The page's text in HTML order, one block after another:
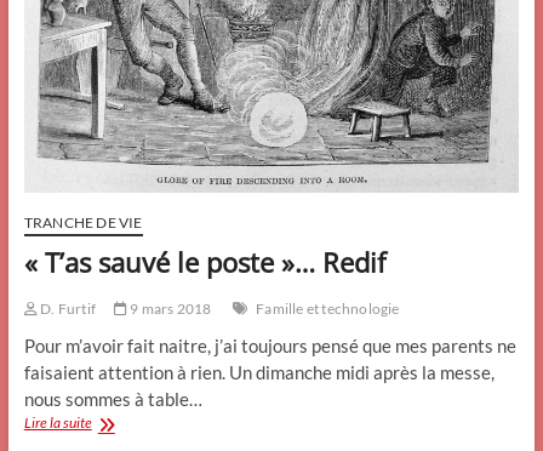
TRANCHE DE VIE
« T’as sauvé le poste »… Redif
D. Furtif 9 mars 2018 Famille et technologie
Pour m’avoir fait naitre, j’ai toujours pensé que mes parents ne
faisaient attention à rien. Un dimanche midi après la messe,
nous sommes à table…
Lire la suite« T’as